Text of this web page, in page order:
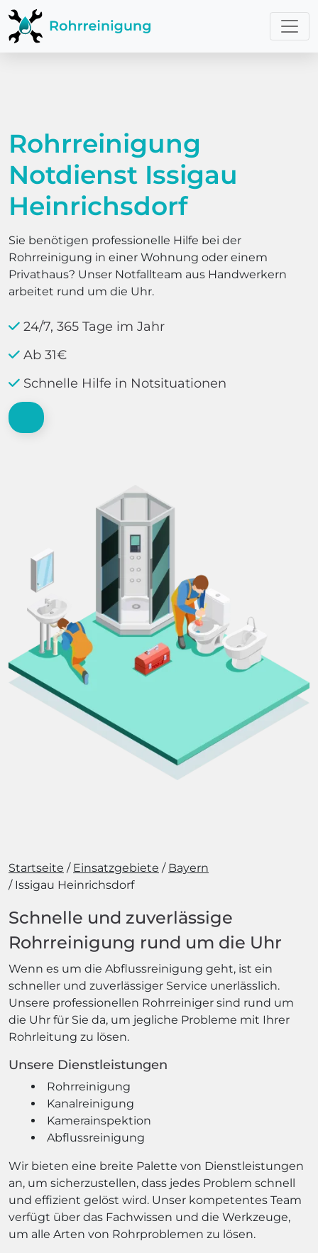
Rohrreinigung
Notdienst Issigau
Heinrichsdorf
Sie benötigen professionelle Hilfe bei der
Rohrreinigung in einer Wohnung oder einem
Privathaus? Unser Notfallteam aus Handwerkern
arbeitet rund um die Uhr.
24/7, 365 Tage im Jahr
Ab 31€
Schnelle Hilfe in Notsituationen
Startseite Einsatzgebiete
Bayern
Issigau Heinrichsdorf
Schnelle und zuverlässige
Rohrreinigung rund um die Uhr
Wenn es um die Abflussreinigung geht, ist ein
schneller und zuverlässiger Service unerlässlich.
Unsere professionellen Rohrreiniger sind rund um
die Uhr für Sie da, um jegliche Probleme mit Ihrer
Rohrleitung zu lösen.
Unsere Dienstleistungen
Rohrreinigung
Kanalreinigung
Kamerainspektion
Abflussreinigung
Wir bieten eine breite Palette von Dienstleistungen
an, um sicherzustellen, dass jedes Problem schnell
und effizient gelöst wird. Unser kompetentes Team
verfügt über das Fachwissen und die Werkzeuge,
um alle Arten von Rohrproblemen zu lösen.